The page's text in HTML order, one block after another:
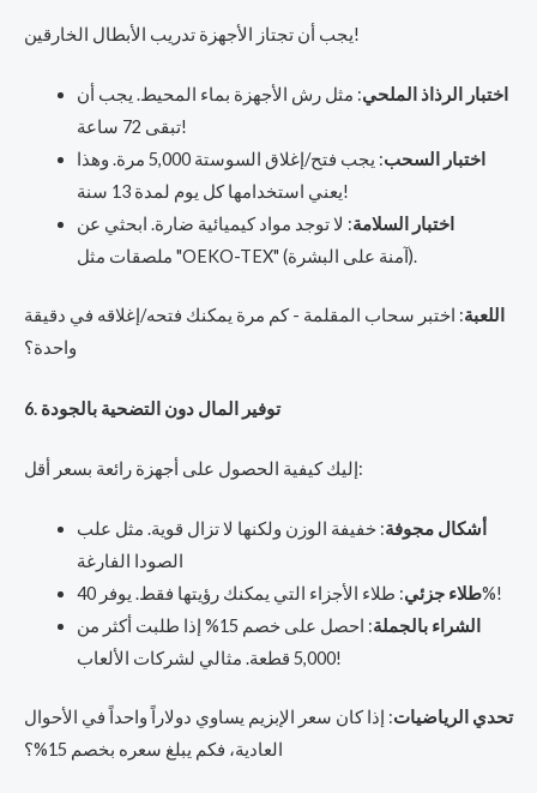
يجب أن تجتاز الأجهزة تدريب الأبطال الخارقين!
اختبار الرذاذ الملحي: مثل رش الأجهزة بماء المحيط. يجب أن
تبقى 72 ساعة!
اختبار السحب
: يجب فتح/إغلاق السوستة 5,000 مرة. وهذا
يعني استخدامها كل يوم لمدة 13 سنة!
اختبار السلامة: لا توجد مواد كيميائية ضارة. ابحثي عن
ملصقات مثل "OEKO-TEX" (آمنة على البشرة).
اللعبة: اختبر سحاب المقلمة - كم مرة يمكنك فتحه/إغلاقه في دقيقة
واحدة؟
6. توفير المال دون التضحية بالجودة
إليك كيفية الحصول على أجهزة رائعة بسعر أقل:
أشكال مجوفة: خفيفة الوزن ولكنها لا تزال قوية. مثل علب
الصودا الفارغة
طلاء جزئي: طلاء الأجزاء التي يمكنك رؤيتها فقط. يوفر 40%!
الشراء بالجملة
: احصل على خصم 15% إذا طلبت أكثر من
5,000 قطعة. مثالي لشركات الألعاب!
تحدي الرياضيات: إذا كان سعر الإبزيم يساوي دولاراً واحداً في الأحوال
العادية، فكم يبلغ سعره بخصم 15%؟